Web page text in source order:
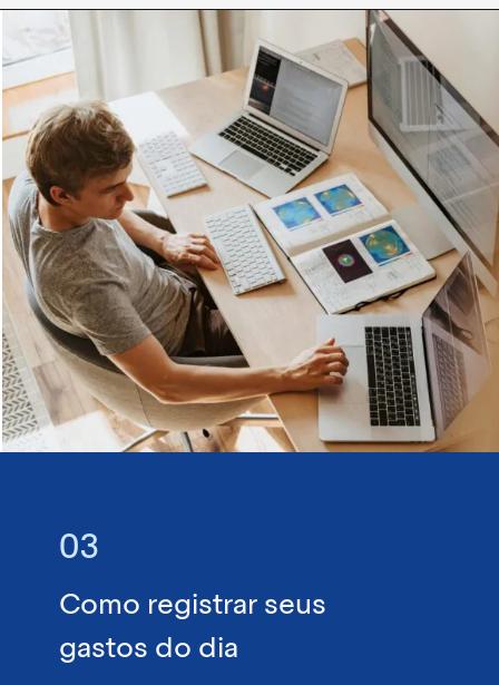
Como registrar seus
gastos do dia
03